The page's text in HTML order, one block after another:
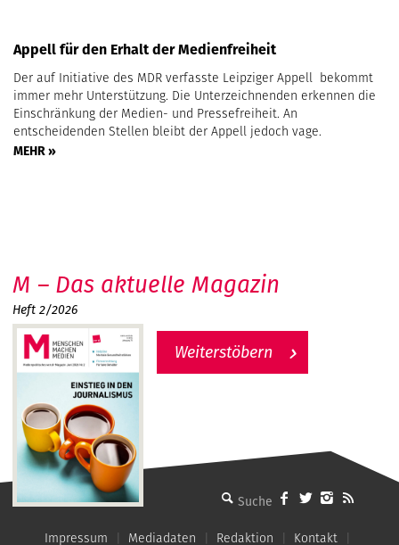
Appell für den Erhalt der Medienfreiheit
Der auf Initiative des MDR verfasste Leipziger Appell bekommt
immer mehr Unterstützung. Die Unterzeichnenden erkennen die
Einschränkung der Medien- und Pressefreiheit. An
entscheidenden Stellen bleibt der Appell jedoch vage.
MEHR »
MMM - Menschen machen Medien
M – Das aktuelle Magazin
Heft 2/2026
Weiterstöbern
Impressum Mediadaten Redaktion Kontakt